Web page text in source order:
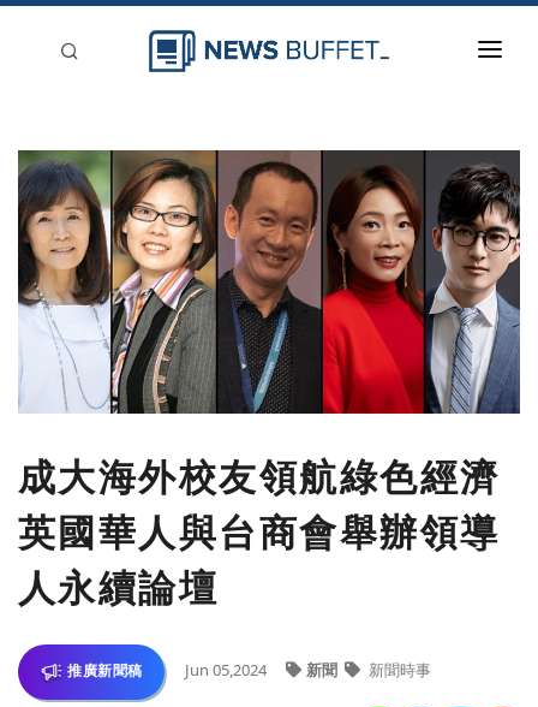
新聞稿分類
登入
刊登
成大海外校友領航綠色經濟
英國華人與台商會舉辦領導
人永續論壇
推廣新聞稿 Jun 05,2024 新聞 新聞時事